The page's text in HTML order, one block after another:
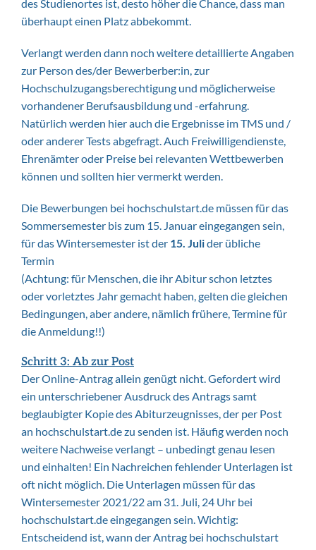
des Studienortes ist, desto höher die Chance, dass man
überhaupt einen Platz abbekommt.
Verlangt werden dann noch weitere detaillierte Angaben
zur Person des/der Bewerberber:in, zur
Hochschulzugangsberechtigung und möglicherweise
vorhandener Berufsausbildung und -erfahrung.
Natürlich werden hier auch die Ergebnisse im TMS und /
oder anderer Tests abgefragt. Auch Freiwilligendienste,
Ehrenämter oder Preise bei relevanten Wettbewerben
können und sollten hier vermerkt werden.
Die Bewerbungen bei hochschulstart.de müssen für das
Sommersemester bis zum 15. Januar eingegangen sein,
für das Wintersemester ist der 15. Julider übliche
Termin
(Achtung: für Menschen, die ihr Abitur schon letztes
oder vorletztes Jahr gemacht haben, gelten die gleichen
Bedingungen, aber andere, nämlich frühere, Termine für
die Anmeldung!!)
Schritt 3: Ab zur Post
Der Online-Antrag allein genügt nicht. Gefordert wird
ein unterschriebener Ausdruck des Antrags samt
beglaubigter Kopie des Abiturzeugnisses, der per Post
an hochschulstart.de zu senden ist. Häufig werden noch
weitere Nachweise verlangt – unbedingt genau lesen
und einhalten! Ein Nachreichen fehlender Unterlagen ist
oft nicht möglich. Die Unterlagen müssen für das
Wintersemester 2021/22 am 31. Juli, 24 Uhr bei
hochschulstart.de eingegangen sein. Wichtig:
Entscheidend ist, wann der Antrag bei hochschulstart